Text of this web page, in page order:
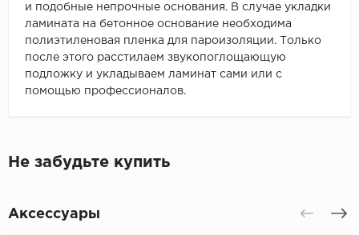
и подобные непрочные основания. В случае укладки
ламината на бетонное основание необходима
полиэтиленовая пленка для пароизоляции. Только
после этого расстилаем звукопоглощающую
подложку и укладываем ламинат сами или с
помощью профессионалов.
Не забудьте купить
Аксессуары